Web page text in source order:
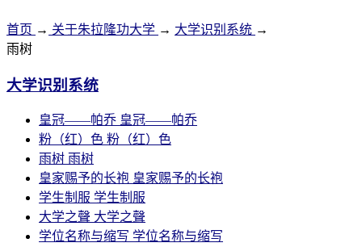
首页 → 关于朱拉隆功大学 → 大学识别系统 →
雨树
大学识别系统
皇冠——帕乔 皇冠——帕乔
粉（红）色 粉（红）色
雨树 雨树
皇家赐予的长袍 皇家赐予的长袍
学生制服 学生制服
大学之聲 大学之聲
学位名称与缩写 学位名称与缩写